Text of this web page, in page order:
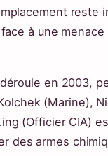
à une
en 2003,
(Marine),
(Officier CIA)
des armes